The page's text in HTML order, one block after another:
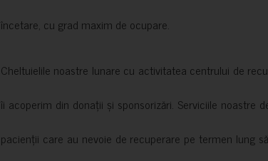
încetare, cu grad maxim de ocupare.
Cheltuielile noastre lunare cu activitatea centrului de
îi acoperim din donații și sponsorizări. Serviciile noastre
pacienții care au nevoie de recuperare pe termen lung